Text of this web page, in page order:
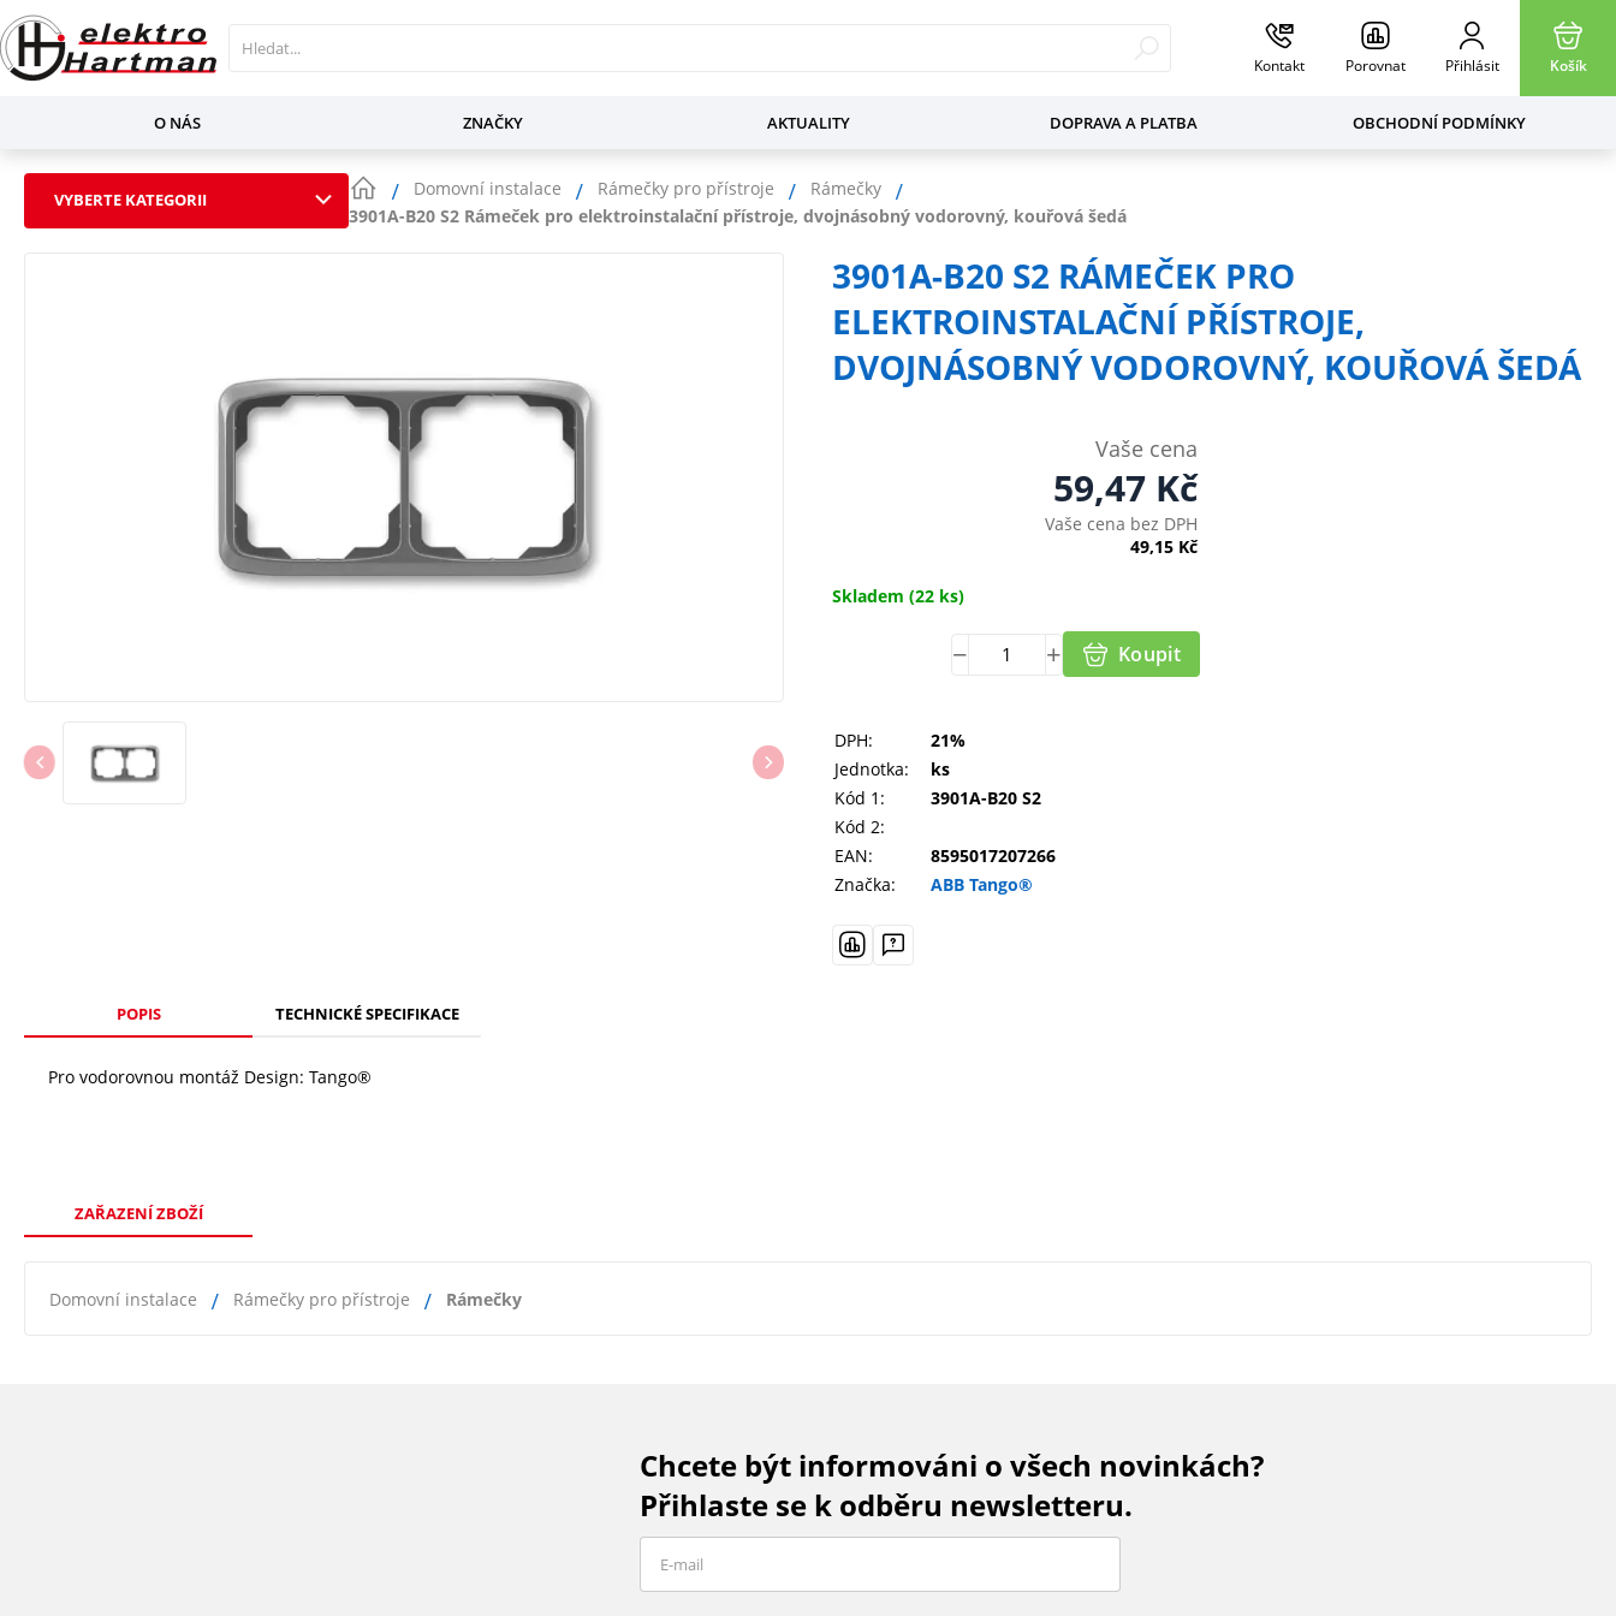
Kontakt Porovnat Přihlásit Košík
O NÁS ZNAČKY AKTUALITY DOPRAVA A PLATBA OBCHODNÍ PODMÍNKY
VYBERTE KATEGORII Domovní instalace Rámečky pro přístroje
Rámečky
3901A-B20 S2 Rámeček pro elektroinstalační přístroje, dvojnásobný vodorovný, kouřová šedá
3901A-B20 S2 RÁMEČEK PRO
ELEKTROINSTALAČNÍ PŘÍSTROJE,
DVOJNÁSOBNÝ VODOROVNÝ, KOUŘOVÁ ŠEDÁ
Vaše cena
59,47 Kč
Vaše cena bez DPH
49,15 Kč
Skladem (22 ks)
Koupit
DPH:
21%
Jednotka:
ks
Kód 1:
3901A-B20 S2
Kód 2:
EAN:
8595017207266
Značka:
ABB Tango®
POPIS TECHNICKÉ SPECIFIKACE
Pro vodorovnou montáž Design: Tango®
ZAŘAZENÍ ZBOŽÍ
Domovní instalace Rámečky pro přístroje Rámečky
Chcete být informováni o všech novinkách?
Přihlaste se k odběru newsletteru.